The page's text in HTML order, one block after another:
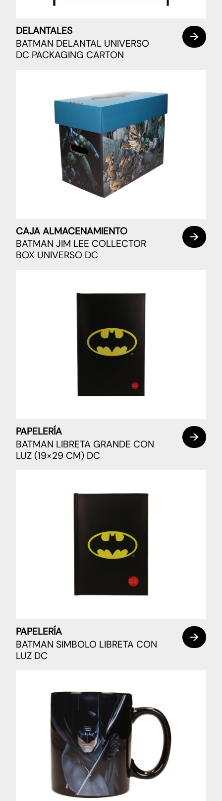
DELANTALES
BATMAN DELANTAL UNIVERSO
DC PACKAGING CARTON
CAJA ALMACENAMIENTO
BATMAN JIM LEE COLLECTOR
BOX UNIVERSO DC
PAPELERÍA
BATMAN LIBRETA GRANDE CON
LUZ (19×29 CM) DC
PAPELERÍA
BATMAN SIMBOLO LIBRETA CON
LUZ DC